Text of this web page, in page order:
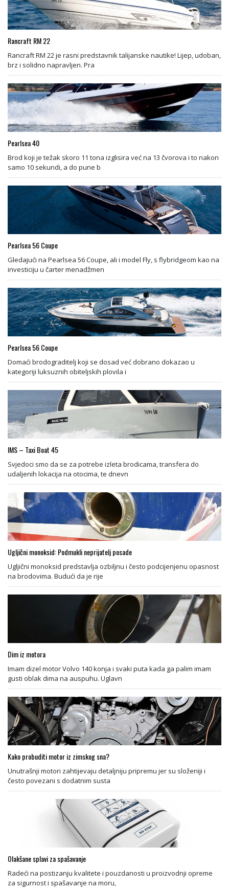
Rancraft RM 22
Rancraft RM 22 je rasni predstavnik talijanske nautike! Lijep, udoban,
brz i solidno napravljen. Pra
Pearlsea 40
Brod koji je težak skoro 11 tona izglisira već na 13 čvorova i to nakon
samo 10 sekundi, a do pune b
Pearlsea 56 Coupe
Gledajući na Pearlsea 56 Coupe, ali i model Fly, s flybridgeom kao na
investiciju u čarter menadžmen
Pearlsea 56 Coupe
Domaći brodograditelj koji se dosad već dobrano dokazao u
kategoriji luksuznih obiteljskih plovila i
IMS – Taxi Boat 45
Svjedoci smo da se za potrebe izleta brodicama, transfera do
udaljenih lokacija na otocima, te dnevn
Ugljični monoksid: Podmukli neprijatelj posade
Ugljični monoksid predstavlja ozbiljnu i često podcijenjenu opasnost
na brodovima. Budući da je rije
Dim iz motora
Imam dizel motor Volvo 140 konja i svaki puta kada ga palim imam
gusti oblak dima na auspuhu. Uglavn
Kako probuditi motor iz zimskog sna?
Unutrašnji motori zahtijevaju detaljniju pripremu jer su složeniji i
često povezani s dodatnim susta
Olakšane splavi za spašavanje
Radeći na postizanju kvalitete i pouzdanosti u proizvodnji opreme
za sigurnost i spašavanje na moru,